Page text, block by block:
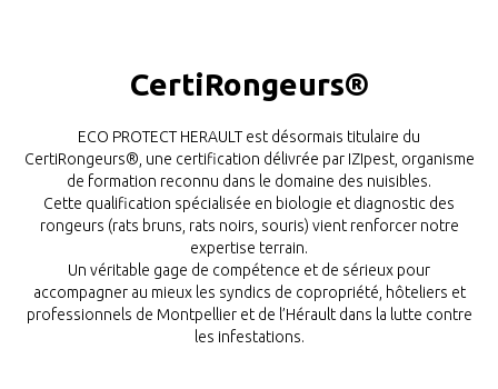
CertiRongeurs®
ECO PROTECT HERAULT est désormais titulaire du
CertiRongeurs®, une certification délivrée par IZIpest, organisme
de formation reconnu dans le domaine des nuisibles.
Cette qualification spécialisée en biologie et diagnostic des
rongeurs (rats bruns, rats noirs, souris) vient renforcer notre
expertise terrain.
Un véritable gage de compétence et de sérieux pour
accompagner au mieux les syndics de copropriété, hôteliers et
professionnels de Montpellier et de l’Hérault dans la lutte contre
les infestations.